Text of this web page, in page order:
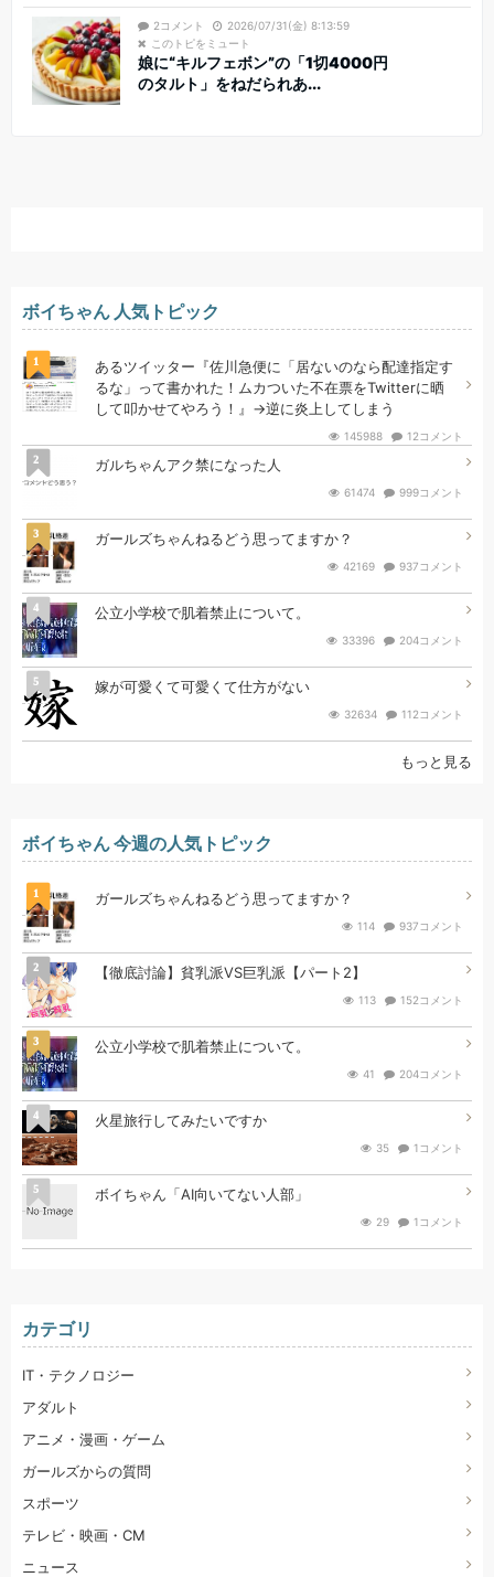
2コメント
2026/07/31(金) 8:13:59
このトピをミュート
娘に“キルフェボン”の「1切4000円
のタルト」をねだられあ...
ボイちゃん 人気トピック
1
あるツイッター『佐川急便に「居ないのなら配達指定す
るな」って書かれた！ムカついた不在票をTwitterに晒
して叩かせてやろう！』→逆に炎上してしまう
145988 12コメント
2 ガルちゃんアク禁になった人
61474 999コメント
3 ガールズちゃんねるどう思ってますか？
42169 937コメント
4 公立小学校で肌着禁止について。
33396 204コメント
5 嫁が可愛くて可愛くて仕方がない
32634 112コメント
もっと見る
ボイちゃん 今週の人気トピック
1 ガールズちゃんねるどう思ってますか？
114 937コメント
2 【徹底討論】貧乳派VS巨乳派【パート2】
113 152コメント
3 公立小学校で肌着禁止について。
41 204コメント
4 火星旅行してみたいですか
35 1コメント
5 ボイちゃん「AI向いてない人部」
29 1コメント
カテゴリ
IT・テクノロジー
アダルト
アニメ・漫画・ゲーム
ガールズからの質問
スポーツ
テレビ・映画・CM
ニュース